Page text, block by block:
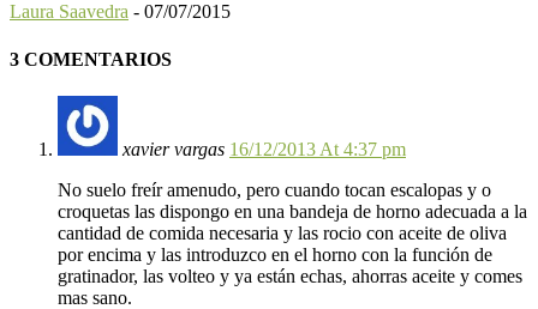
Laura Saavedra - 07/07/2015
3 COMENTARIOS
xavier vargas 16/12/2013 At 4:37 pm
No suelo freír amenudo, pero cuando tocan escalopas y o
croquetas las dispongo en una bandeja de horno adecuada a la
cantidad de comida necesaria y las rocio con aceite de oliva
por encima y las introduzco en el horno con la función de
gratinador, las volteo y ya están echas, ahorras aceite y comes
mas sano.